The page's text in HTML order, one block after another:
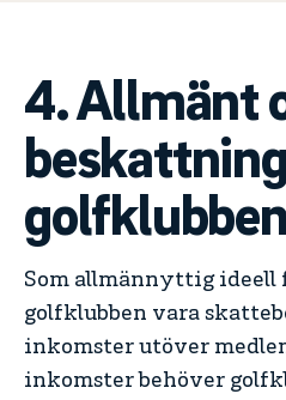
4. Allmänt
Som allmännyttig ideell
golfklubben vara
inkomster utöver
inkomster behöver